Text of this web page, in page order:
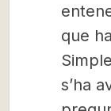
que
s’ha